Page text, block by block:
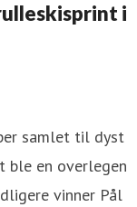
i
samlet til dyst
ble en overlegen
vinner Pål